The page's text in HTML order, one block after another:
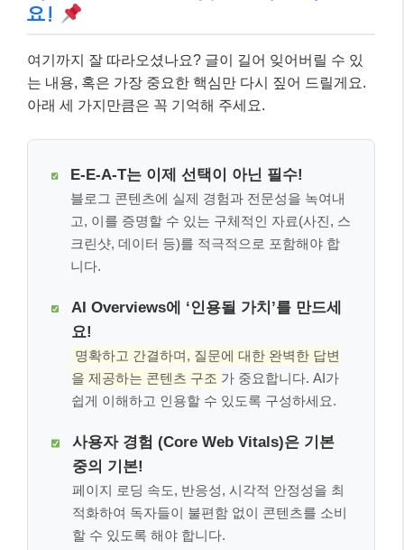
요!
여기까지 잘 따라오셨나요? 글이 길어 잊어버릴 수 있
는 내용, 혹은 가장 중요한 핵심만 다시 짚어 드릴게요.
아래 세 가지만큼은 꼭 기억해 주세요.
E-E-A-T는 이제 선택이 아닌 필수!
블로그 콘텐츠에 실제 경험과 전문성을 녹여내
고, 이를 증명할 수 있는 구체적인 자료(사진, 스
크린샷, 데이터 등)를 적극적으로 포함해야 합
니다.
AI Overviews에 ‘인용될 가치’를 만드세
요!
명확하고 간결하며, 질문에 대한 완벽한 답변
을 제공하는 콘텐츠 구조 가 중요합니다. AI가
쉽게 이해하고 인용할 수 있도록 구성하세요.
사용자 경험 (Core Web Vitals)은 기본
중의 기본!
페이지 로딩 속도, 반응성, 시각적 안정성을 최
적화하여 독자들이 불편함 없이 콘텐츠를 소비
할 수 있도록 해야 합니다.